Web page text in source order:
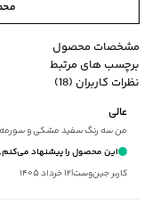
مشخصات محصول
کد محصول:
طرح
Loose Fit (آزاد)
برچسب های مرتبط
نظرات کاربران (18)
عالی
من سه رنگ سفید مشکی و سورمه
این محصول را پیشنهاد می‌کنم.
کاربر جین‌وست|۱۲ خرداد ۱۴۰۵